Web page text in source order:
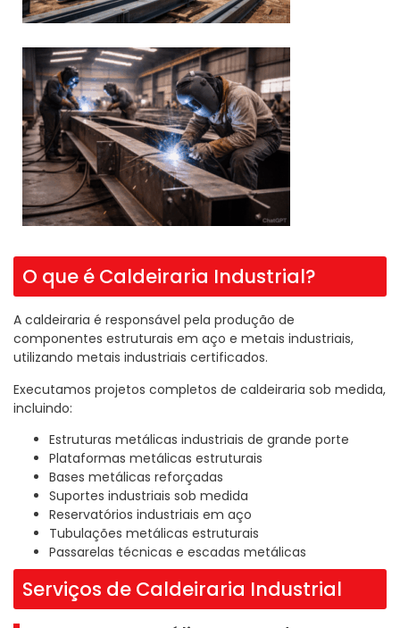
O que é Caldeiraria Industrial?
A caldeiraria é responsável pela produção de
componentes estruturais em aço e metais industriais,
utilizando metais industriais certificados.
Executamos projetos completos de caldeiraria sob medida,
incluindo:
Estruturas metálicas industriais de grande porte
Plataformas metálicas estruturais
Bases metálicas reforçadas
Suportes industriais sob medida
Reservatórios industriais em aço
Tubulações metálicas estruturais
Passarelas técnicas e escadas metálicas
Serviços de Caldeiraria Industrial